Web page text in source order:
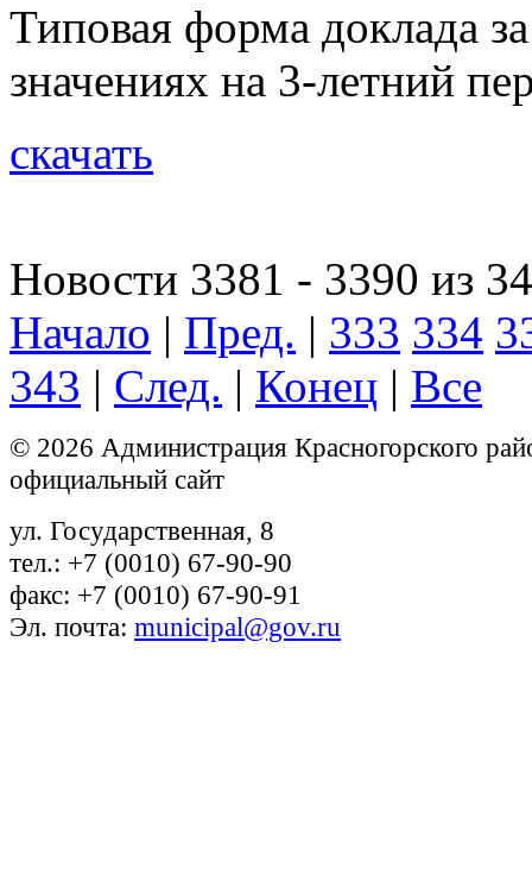
Типовая форма доклада
значениях на 3-летний
скачать
Новости 3381 - 3390 из
Начало | Пред. | 333 334
343 | След. | Конец | Все
© 2026 Администрация Красногорского
официальный сайт
ул. Государственная, 8
тел.: +7 (0010) 67-90-90
факс: +7 (0010) 67-90-91
Эл. почта: municipal@gov.ru